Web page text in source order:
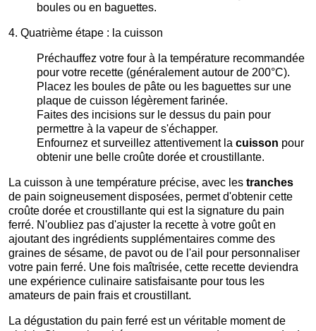
boules ou en baguettes.
4. Quatrième étape : la cuisson
Préchauffez votre four à la température recommandée
pour votre recette (généralement autour de 200°C).
Placez les boules de pâte ou les baguettes sur une
plaque de cuisson légèrement farinée.
Faites des incisions sur le dessus du pain pour
permettre à la vapeur de s'échapper.
Enfournez et surveillez attentivement la cuisson pour
obtenir une belle croûte dorée et croustillante.
La cuisson à une température précise, avec les tranches
de pain soigneusement disposées, permet d'obtenir cette
croûte dorée et croustillante qui est la signature du pain
ferré. N'oubliez pas d'ajuster la recette à votre goût en
ajoutant des ingrédients supplémentaires comme des
graines de sésame, de pavot ou de l'ail pour personnaliser
votre pain ferré. Une fois maîtrisée, cette recette deviendra
une expérience culinaire satisfaisante pour tous les
amateurs de pain frais et croustillant.
La dégustation du pain ferré est un véritable moment de